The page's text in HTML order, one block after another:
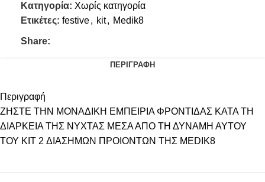
Κατηγορία: Χωρίς κατηγορία
Ετικέτες: festive, kit, Medik8
Share:
ΠΕΡΙΓΡΑΦΉ
Περιγραφή
ΖΗΣΤΕ ΤΗΝ ΜΟΝΑΔΙΚΗ ΕΜΠΕΙΡΙΑ ΦΡΟΝΤΙΔΑΣ ΚΑΤΑ ΤΗ
ΔΙΑΡΚΕΙΑ ΤΗΣ ΝΥΧΤΑΣ ΜΕΣΑ ΑΠΟ ΤΗ ΔΥΝΑΜΗ ΑΥΤΟΥ
ΤΟΥ KIT 2 ΔΙΑΣΗΜΩΝ ΠΡΟΙΟΝΤΩΝ ΤΗΣ MEDIK8